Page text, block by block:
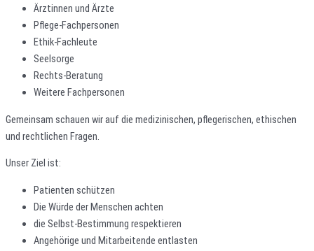
Ärztinnen und Ärzte
Pflege-Fachpersonen
Ethik-Fachleute
Seelsorge
Rechts-Beratung
Weitere Fachpersonen
Gemeinsam schauen wir auf die medizinischen, pflegerischen, ethischen
und rechtlichen Fragen.
Unser Ziel ist:
Patienten schützen
Die Würde der Menschen achten
die Selbst-Bestimmung respektieren
Angehörige und Mitarbeitende entlasten